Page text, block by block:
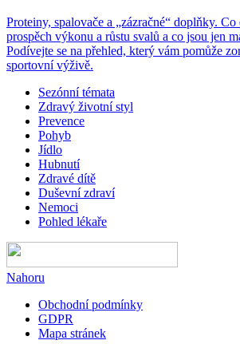
Proteiny, spalovače a „zázračné“ doplňky.
prospěch výkonu a růstu svalů a co jsou jen
Podívejte se na přehled, který vám pomůže
sportovní výživě.
Sezónní témata
Zdravý životní styl
Prevence
Pohyb
Jídlo
Hubnutí
Zdravé dítě
Duševní zdraví
Nemoci
Pohled lékaře
Nahoru
Obchodní podmínky
GDPR
Mapa stránek